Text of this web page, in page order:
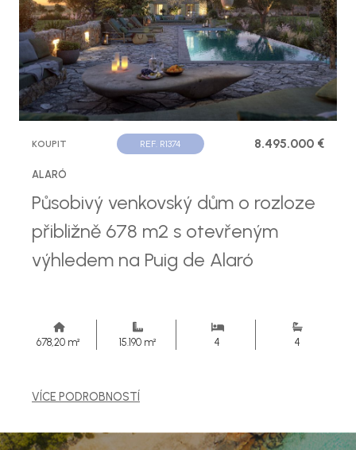
KOUPIT REF. R1374 8.495.000 €
ALARÓ
Působivý venkovský dům o rozloze
přibližně 678 m2 s otevřeným
výhledem na Puig de Alaró
678,20 m² 15.190 m² 4 4
VÍCE PODROBNOSTÍ